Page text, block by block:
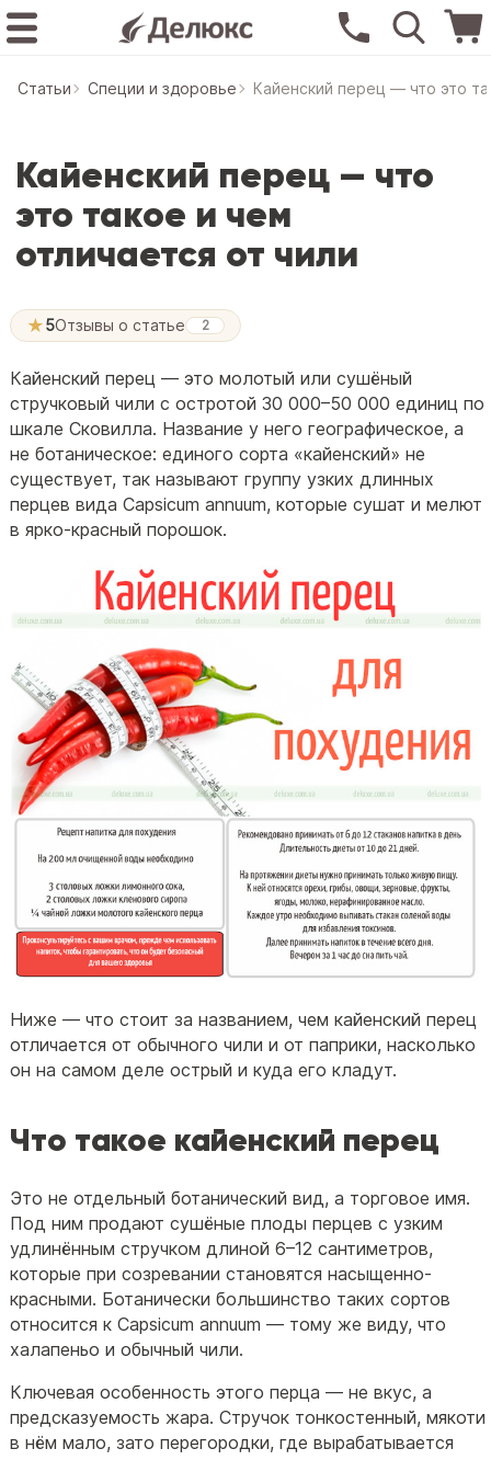
Статьи Специи и здоровье Кайенский перец — что это
Кайенский перец — что
это такое и чем
отличается от чили
★5Отзывы о статье 2
Кайенский перец — это молотый или сушёный
стручковый чили с остротой 30 000–50 000 единиц по
шкале Сковилла. Название у него географическое, а
не ботаническое: единого сорта «кайенский» не
существует, так называют группу узких длинных
перцев вида Capsicum annuum, которые сушат и мелют
в ярко-красный порошок.
Ниже — что стоит за названием, чем кайенский перец
отличается от обычного чили и от паприки, насколько
он на самом деле острый и куда его кладут.
Что такое кайенский перец
Это не отдельный ботанический вид, а торговое имя.
Под ним продают сушёные плоды перцев с узким
удлинённым стручком длиной 6–12 сантиметров,
которые при созревании становятся насыщенно-
красными. Ботанически большинство таких сортов
относится к Capsicum annuum — тому же виду, что
халапеньо и обычный чили.
Ключевая особенность этого перца — не вкус, а
предсказуемость жара. Стручок тонкостенный, мякоти
в нём мало, зато перегородки, где вырабатывается